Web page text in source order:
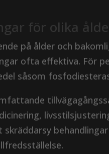
för olika
på ålder och
ofta effektiva. För
såsom